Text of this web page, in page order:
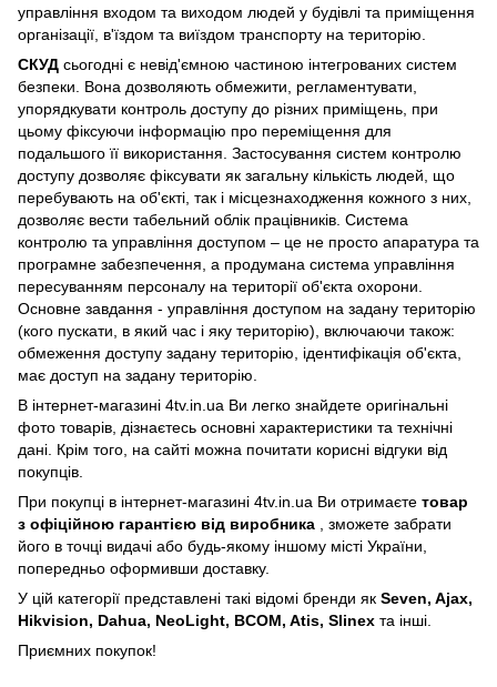
управління входом та виходом людей у будівлі та приміщення
організації, в'їздом та виїздом транспорту на територію.
СКУД сьогодні є невід'ємною частиною інтегрованих систем
безпеки. Вона дозволяють обмежити, регламентувати,
упорядкувати контроль доступу до різних приміщень, при
цьому фіксуючи інформацію про переміщення для
подальшого її використання. Застосування систем контролю
доступу дозволяє фіксувати як загальну кількість людей, що
перебувають на об'єкті, так і місцезнаходження кожного з них,
дозволяє вести табельний облік працівників. Система
контролю та управління доступом – це не просто апаратура та
програмне забезпечення, а продумана система управління
пересуванням персоналу на території об'єкта охорони.
Основне завдання - управління доступом на задану територію
(кого пускати, в який час і яку територію), включаючи також:
обмеження доступу задану територію, ідентифікація об'єкта,
має доступ на задану територію.
В інтернет-магазині 4tv.in.ua Ви легко знайдете оригінальні
фото товарів, дізнаєтесь основні характеристики та технічні
дані. Крім того, на сайті можна почитати корисні відгуки від
покупців.
При покупці в інтернет-магазині 4tv.in.ua Ви отримаєте товар
з офіційною гарантією від виробника , зможете забрати
його в точці видачі або будь-якому іншому місті України,
попередньо оформивши доставку.
У цій категорії представлені такі відомі бренди як Seven, Ajax,
Hikvision, Dahua, NeoLight, BCOM, Atis, Slinex та інші.
Приємних покупок!